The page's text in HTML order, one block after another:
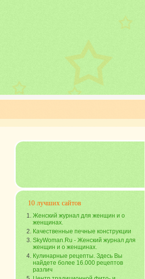
10 лучших сайтов
Женский журнал для женщин и о
женщинах.
Качественные печные конструкции
SkyWoman.Ru - Женский журнал для
женщин и о женщинах.
Кулинарные рецепты. Здесь Вы
найдете более 16.000 рецептов
различ